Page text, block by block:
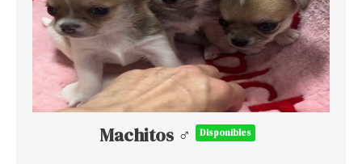
Machitos ♂ Disponibles